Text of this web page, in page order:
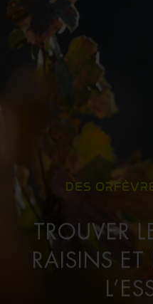
DES
TROUVER
RAISINS ET